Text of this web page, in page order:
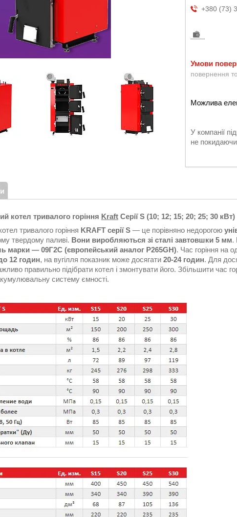
+380 (73)
повернення
У компанії
не
котел тривалого горіння Kraft Серії S (10; 12; 15; 20; 25; 30 кВт)
тривалого горіння KRAFT серії S — це порівняно недорогою
твердому паливі. Вони виробляються зі сталі завтовшки 5 мм.
марки — 09Г2С (європейський аналог P265GH). Час горіння на
12 годин, на вугілля показник може досягати 20-24 годин. Для
правильно підібрати котел і змонтувати його. Збільшити час
систему ємності.